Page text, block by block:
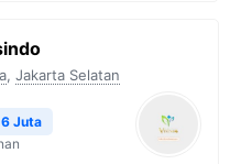
, Jakarta Selatan
Juta